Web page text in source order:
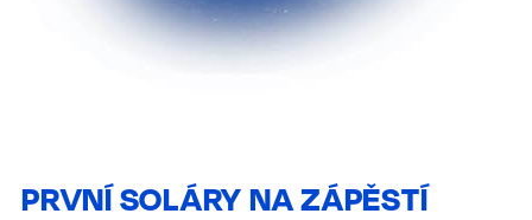
PRVNÍ SOLÁRY NA ZÁPĚSTÍ